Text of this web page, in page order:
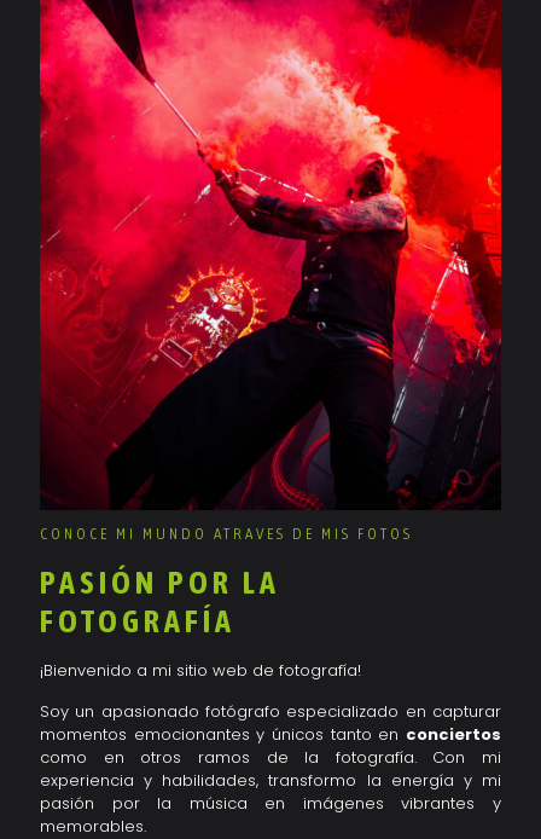
CONOCE MI MUNDO ATRAVES DE MIS FOTOS
PASIÓN POR LA
FOTOGRAFÍA
¡Bienvenido a mi sitio web de fotografía!
Soy un apasionado fotógrafo especializado en capturar
momentos emocionantes y únicos tanto en conciertos
como en otros ramos de la fotografía. Con mi
experiencia y habilidades, transformo la energía y mi
pasión por la música en imágenes vibrantes y
memorables.